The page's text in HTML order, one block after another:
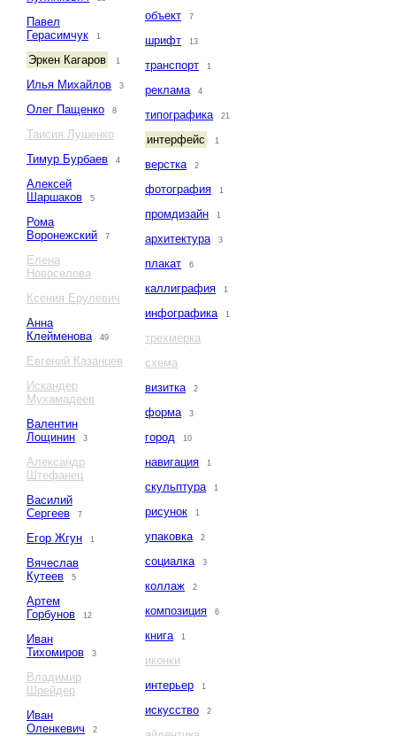
Павел
Герасимчук
1
Эркен Кагаров 1
Илья Михайлов 3
Олег Пащенко 8
Таисия Лушенко
Тимур Бурбаев
4
Алексей
Шаршаков
5
Рома
Воронежский
7
Елена
Новоселова
Ксения Ерулевич
Анна
Клейменова
49
Евгений Казанцев
Искандер
Мухамадеев
Валентин
Лощинин
3
Александр
Штефанец
Василий
Сергеев
7
Егор Жгун 1
Вячеслав
Кутеев
5
Артем
Горбунов
12
Иван
Тихомиров
3
Владимир
Шрейдер
Иван
Оленкевич
2
объект
7
шрифт 13
транспорт 1
реклама 4
типографика 21
интерфейс 1
верстка 2
фотография 1
промдизайн 1
архитектура 3
плакат 6
каллиграфия 1
инфографика 1
трехмерка
схема
визитка
2
форма 3
город 10
навигация 1
скульптура 1
рисунок 1
упаковка 2
социалка 3
коллаж 2
композиция 6
книга 1
иконки
интерьер
1
искусство 2